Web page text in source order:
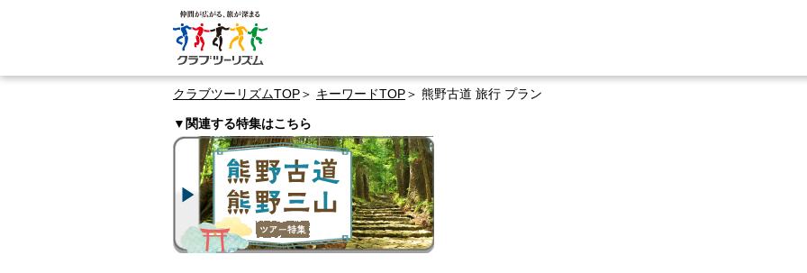
クラブツーリズムTOP キーワードTOP 熊野古道 旅行 プラン
▼関連する特集はこちら